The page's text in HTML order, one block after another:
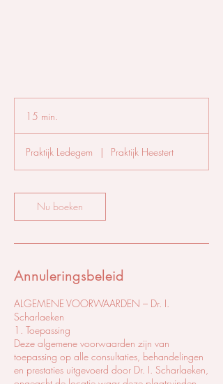
15 min.
i
n
Praktijk Ledegem | Praktijk Heestert
Nu boeken
Annuleringsbeleid
ALGEMENE VOORWAARDEN – Dr. I.
Scharlaeken
1. Toepassing
Deze algemene voorwaarden zijn van
toepassing op alle consultaties, behandelingen
en prestaties uitgevoerd door Dr. I. Scharlaeken,